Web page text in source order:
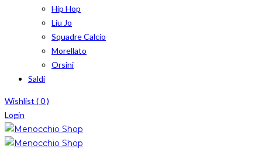
Hip Hop
Liu Jo
Squadre Calcio
Morellato
Orsini
Saldi
Wishlist (0)
Login